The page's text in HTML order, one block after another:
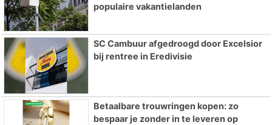
populaire vakantielanden
SC Cambuur afgedroogd door Excelsior
bij rentree in Eredivisie
Betaalbare trouwringen kopen: zo
bespaar je zonder in te leveren op